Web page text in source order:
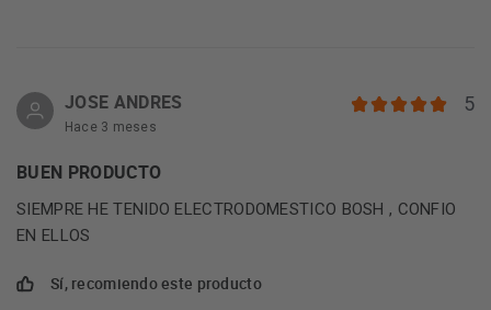
JOSE ANDRES
Hace 3 meses
5
BUEN PRODUCTO
SIEMPRE HE TENIDO ELECTRODOMESTICO BOSH , CONFIO
EN ELLOS
Sí, recomiendo este producto